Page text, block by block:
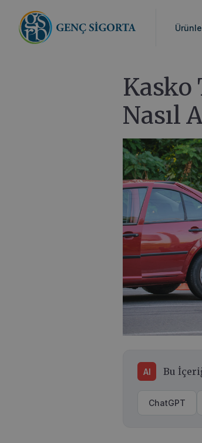
Anasayfa>Blog Kasko
Kasko
Nasıl
AI Bu
ChatGPT